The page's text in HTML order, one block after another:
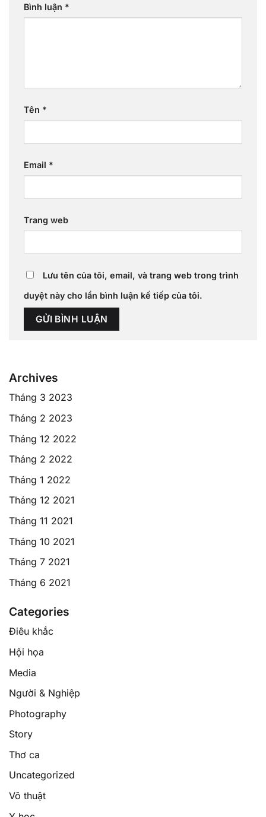
Bình luận *
Tên *
Email *
Trang web
Lưu tên của tôi, email, và trang web trong trình
duyệt này cho lần bình luận kế tiếp của tôi.
Archives
Tháng 3 2023
Tháng 2 2023
Tháng 12 2022
Tháng 2 2022
Tháng 1 2022
Tháng 12 2021
Tháng 11 2021
Tháng 10 2021
Tháng 7 2021
Tháng 6 2021
Categories
Điêu khắc
Hội họa
Media
Người & Nghiệp
Photography
Story
Thơ ca
Uncategorized
Võ thuật